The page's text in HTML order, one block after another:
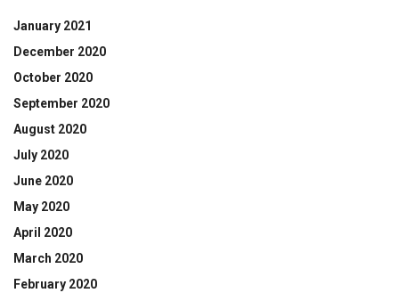
January 2021
December 2020
October 2020
September 2020
August 2020
July 2020
June 2020
May 2020
April 2020
March 2020
February 2020